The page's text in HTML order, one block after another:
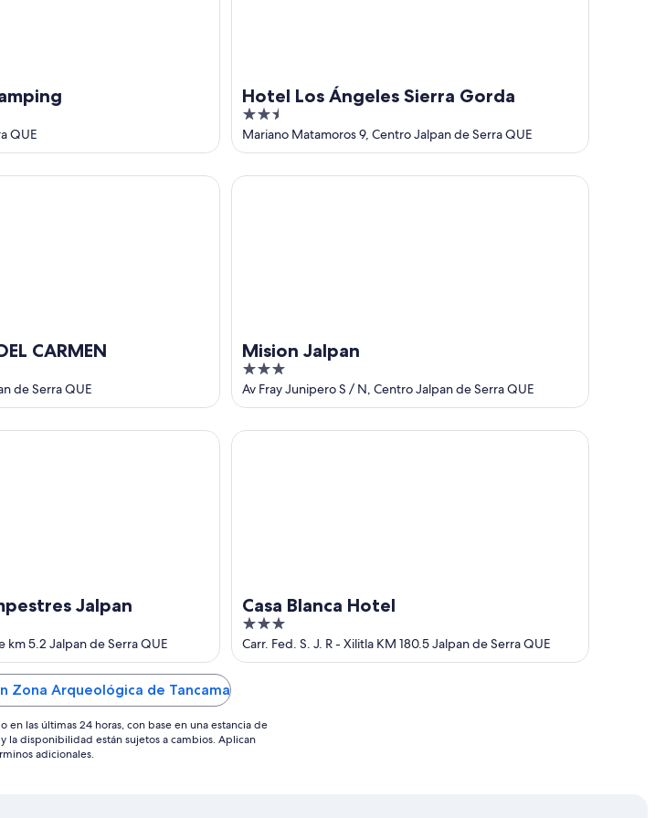
QUE
Hotel Los Ángeles Sierra Gorda
2.5
out
of
5
Mariano Matamoros 9, Centro Jalpan de Serra QUE
CARMEN
de Serra QUE
Mision Jalpan
3
out
of
5
Av Fray Junipero S / N, Centro Jalpan de Serra QUE
Mision Jalpan
Jalpan
km 5.2 Jalpan de Serra QUE
Jalpan
Casa Blanca Hotel
3
out
of
Carr. Fed. S. J. R - Xilitla KM 180.5 Jalpan de Serra QUE
Casa Blanca Hotel
Zona Arqueológica de Tancama
en las últimas 24 horas, con base en una estancia de
la disponibilidad están sujetos a cambios. Aplican
adicionales.